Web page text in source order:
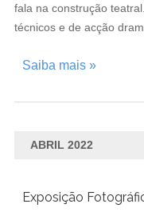
fala na construção
técnicos e de acção
Saiba mais »
ABRIL 2022
Exposição